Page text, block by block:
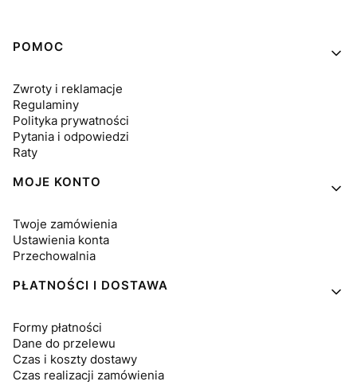
Linki w stopce
POMOC
Zwroty i reklamacje
Regulaminy
Polityka prywatności
Pytania i odpowiedzi
Raty
MOJE KONTO
Twoje zamówienia
Ustawienia konta
Przechowalnia
PŁATNOŚCI I DOSTAWA
Formy płatności
Dane do przelewu
Czas i koszty dostawy
Czas realizacji zamówienia